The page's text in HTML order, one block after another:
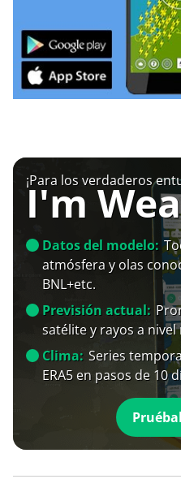
¡Para los verdaderos
I'm
Datos del modelo:
atmósfera y olas
BNL+etc.
Previsión actual:
satélite y rayos a
Clima: Series
ERA5 en pasos de 10